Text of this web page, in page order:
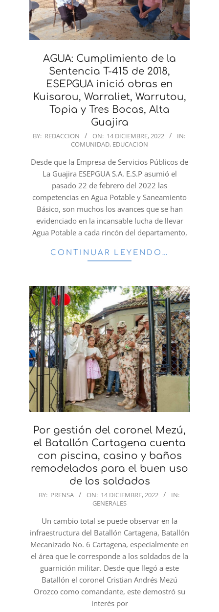
AGUA: Cumplimiento de la
Sentencia T-415 de 2018,
ESEPGUA inició obras en
Kuisarou, Warraliet, Warrutou,
Topia y Tres Bocas, Alta
Guajira
2022-
14
BY: REDACCION ON: 14 DICIEMBRE, 2022
IN:
COMUNIDAD, EDUCACION
Desde que la Empresa de Servicios Públicos de
La Guajira ESEPGUA S.A. E.S.P asumió el
pasado 22 de febrero del 2022 las
competencias en Agua Potable y Saneamiento
Básico, son muchos los avances que se han
evidenciado en la incansable lucha de llevar
Agua Potable a cada rincón del departamento,
CONTINUAR LEYENDO…
Por gestión del coronel Mezú,
el Batallón Cartagena cuenta
con piscina, casino y baños
remodelados para el buen uso
de los soldados
2022-
BY: PRENSA ON: 14 DICIEMBRE, 2022
IN:
GENERALES
Un cambio total se puede observar en la
infraestructura del Batallón Cartagena, Batallón
Mecanizado No. 6 Cartagena, especialmente en
el área que le corresponde a los soldados de la
guarnición militar. Desde que llegó a este
Batallón el coronel Cristian Andrés Mezú
Orozco como comandante, este demostró su
interés por